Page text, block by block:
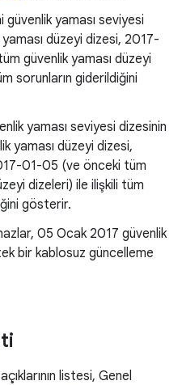
güvenlik yaması seviyesi
düzeyi dizesi, 2017-
güvenlik yaması düzeyi
sorunların giderildiğini
yaması seviyesi dizesinin
yaması düzeyi dizesi,
01-05 (ve önceki tüm
dizeleri) ile ilişkili tüm
gösterir.
05 Ocak 2017 güvenlik
bir kablosuz güncelleme
listesi, Genel